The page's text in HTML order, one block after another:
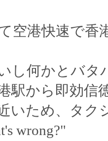
空港快速で香
し何かとバタ
駅から即効信
いため、タク
wrong?"